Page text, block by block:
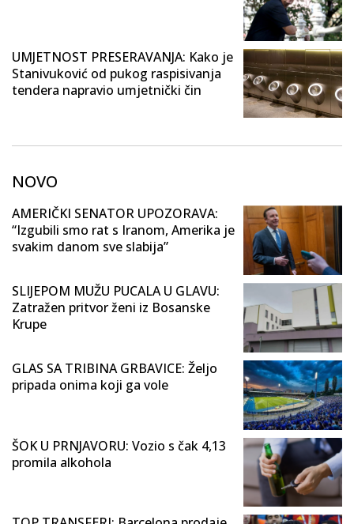
UMJETNOST PRESERAVANJA: Kako je
Stanivuković od pukog raspisivanja
tendera napravio umjetnički čin
NOVO
AMERIČKI SENATOR UPOZORAVA:
“Izgubili smo rat s Iranom, Amerika je
svakim danom sve slabija”
SLIJEPOM MUŽU PUCALA U GLAVU:
Zatražen pritvor ženi iz Bosanske
Krupe
GLAS SA TRIBINA GRBAVICE: Željo
pripada onima koji ga vole
ŠOK U PRNJAVORU: Vozio s čak 4,13
promila alkohola